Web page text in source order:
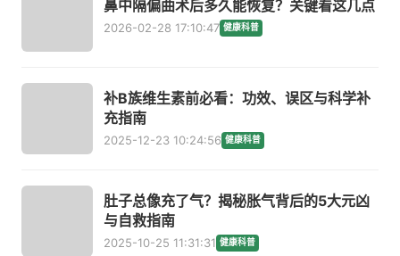
鼻中隔偏曲术后多久能恢复？关键看这几点
2026-02-28 17:10:47 健康科普
补B族维生素前必看：功效、误区与科学补
充指南
2025-12-23 10:24:56 健康科普
肚子总像充了气？揭秘胀气背后的5大元凶
与自救指南
2025-10-25 11:31:31 健康科普